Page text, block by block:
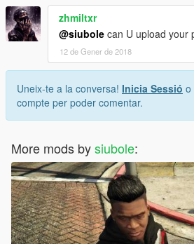
zhmiltxr
@siubole can U upload your
12 de Gener de 2018
Uneix-te a la conversa! Inicia Sessió o
compte per poder comentar.
More mods bysiubole: